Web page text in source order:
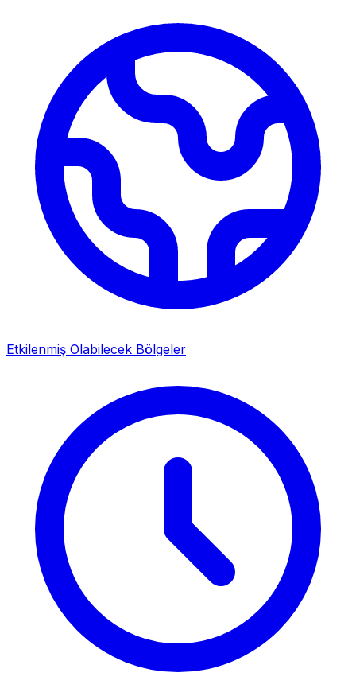
Etkilenmiş Olabilecek Bölgeler